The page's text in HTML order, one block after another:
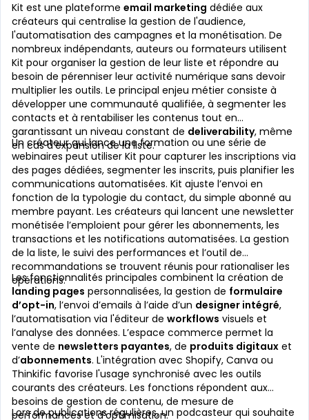
Kit est une plateforme email marketing dédiée aux
créateurs qui centralise la gestion de l'audience,
l'automatisation des campagnes et la monétisation. De
nombreux indépendants, auteurs ou formateurs utilisent
Kit pour organiser la gestion de leur liste et répondre au
besoin de pérenniser leur activité numérique sans devoir
multiplier les outils. Le principal enjeu métier consiste à
développer une communauté qualifiée, à segmenter les
contacts et à rentabiliser les contenus tout en
garantissant un niveau constant de deliverability, même
en cas d’expansion de la liste.
Un créateur qui lance une formation ou une série de
webinaires peut utiliser Kit pour capturer les inscriptions via
des pages dédiées, segmenter les inscrits, puis planifier les
communications automatisées. Kit ajuste l’envoi en
fonction de la typologie du contact, du simple abonné au
membre payant. Les créateurs qui lancent une newsletter
monétisée l’emploient pour gérer les abonnements, les
transactions et les notifications automatisées. La gestion
de la liste, le suivi des performances et l’outil de
recommandations se trouvent réunis pour rationaliser les
opérations.
Les fonctionnalités principales combinent la création de
landing pages personnalisées, la gestion de formulaire
d’opt-in, l’envoi d’emails à l’aide d’un designer intégré,
l’automatisation via l'éditeur de workflows visuels et
l’analyse des données. L’espace commerce permet la
vente de newsletters payantes, de produits digitaux et
d’abonnements. L'intégration avec Shopify, Canva ou
Thinkific favorise l'usage synchronisé avec les outils
courants des créateurs. Les fonctions répondent aux
besoins de gestion de contenu, de mesure de
performances et d’optimisation.
Lors de publications régulières, un podcasteur qui souhaite